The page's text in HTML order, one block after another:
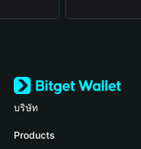
บริษัท
เกี่ยวกับ Bitget Wallet
Products